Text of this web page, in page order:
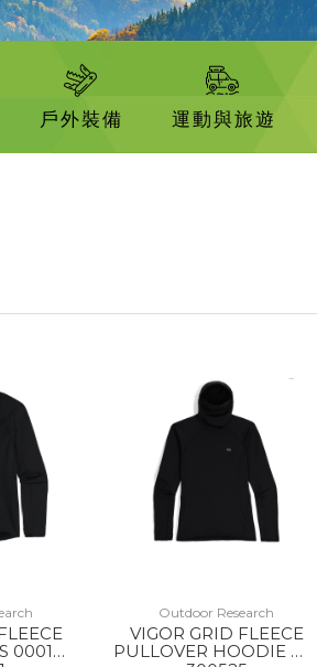
戶外裝備 運動與旅遊
0001
Outdoor Research
VIGOR GRID FLEECE
PULLOVER HOODIE WS